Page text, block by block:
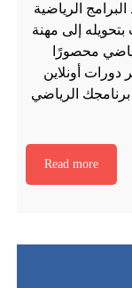
الرياضية
إلى مهنة
محصورًا
دورات أونلاين
برنامجك الرياضي
Read more